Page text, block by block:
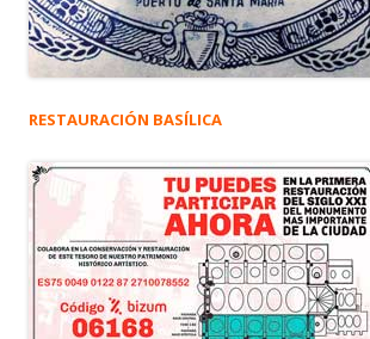
RESTAURACIÓN BASÍLICA